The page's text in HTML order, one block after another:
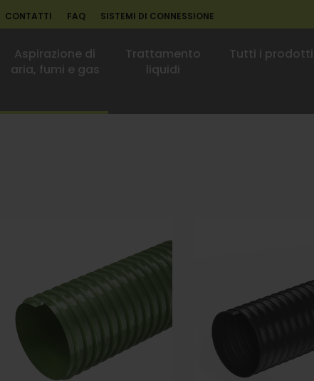
CONTATTI FAQ SISTEMI DI CONNESSIONE
Aspirazione di
aria, fumi e gas
Trattamento
liquidi
Tutti i prodotti